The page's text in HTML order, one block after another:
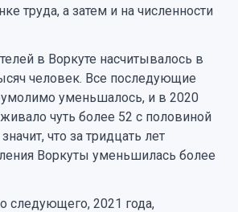
труда, а затем и на численности
в Воркуте насчитывалось в
человек. Все последующие
уменьшалось, и в 2020
чуть более 52 с половиной
что за тридцать лет
Воркуты уменьшилась более
следующего, 2021 года,